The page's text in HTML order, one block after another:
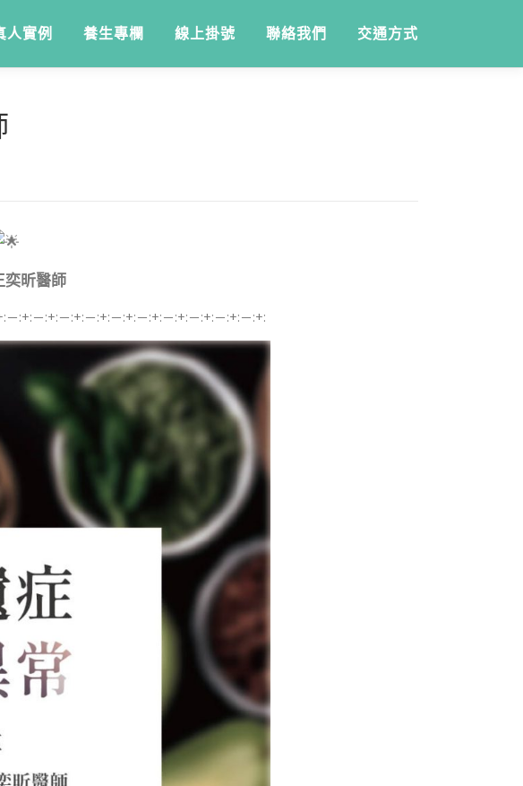
人實例 養生專欄 線上掛號 聯絡我們 交通方式
奕昕醫師
:+:－:+:－:+:－:+:－:+:－:+:－:+:－:+:－:+:－:+: